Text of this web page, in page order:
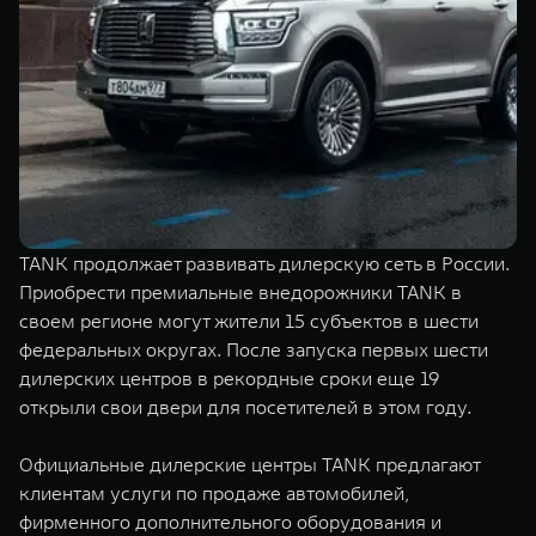
TANK 500
Веди за собой
от 6 499 000 ₽
TANK 700
Сила
от 10 199
TANK Финансы
Корпоративным клиентам
TANK ФИНАНСЫ
TANK Кредит
TANK Страхование
Сервис
Специальные предложения
Моторные масла
ЦИФРОВЫЕ СЕРВИСЫ TANK
Цифровые сервисы TANK
Подписки
TANK продолжает развивать дилерскую сеть в России.
Приобрести премиальные внедорожники TANK в
своем регионе могут жители 15 субъектов в шести
федеральных округах. После запуска первых шести
дилерских центров в рекордные сроки еще 19
открыли свои двери для посетителей в этом году.
Официальные дилерские центры TANK предлагают
клиентам услуги по продаже автомобилей,
фирменного дополнительного оборудования и